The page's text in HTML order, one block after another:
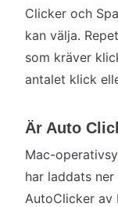
Clicker och
kan välja.
som kräver
antalet klick
Är Auto
Mac-
har laddats
AutoClicker av